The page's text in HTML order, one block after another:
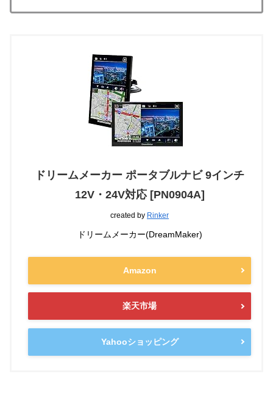
ドリームメーカー ポータブルナビ 9インチ
12V・24V対応 [PN0904A]
created by Rinker
ドリームメーカー(DreamMaker)
Amazon
楽天市場
Yahooショッピング